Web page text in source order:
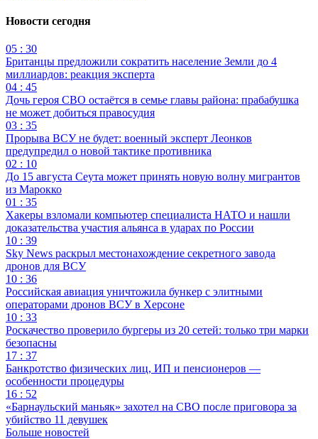
Новости сегодня
05 : 30
Британцы предложили сократить население Земли до 4
миллиардов: реакция эксперта
04 : 45
Дочь героя СВО остаётся в семье главы района: прабабушка
не может добиться правосудия
03 : 35
Прорыва ВСУ не будет: военный эксперт Леонков
предупредил о новой тактике противника
02 : 10
До 15 августа Сеута может принять новую волну мигрантов
из Марокко
01 : 35
Хакеры взломали компьютер специалиста НАТО и нашли
доказательства участия альянса в ударах по России
10 : 39
Sky News раскрыл местонахождение секретного завода
дронов для ВСУ
10 : 36
Российская авиация уничтожила бункер с элитными
операторами дронов ВСУ в Херсоне
10 : 33
Роскачество проверило бургеры из 20 сетей: только три марки
безопасны
17 : 37
Банкротство физических лиц, ИП и пенсионеров —
особенности процедуры
16 : 52
«Барнаульский маньяк» захотел на СВО после приговора за
убийство 11 девушек
Больше новостей